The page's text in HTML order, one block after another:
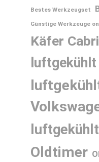
Bestes Werkzeugset
Günstige Werkzeuge
Käfer
luftgekühlt
Oldtimer